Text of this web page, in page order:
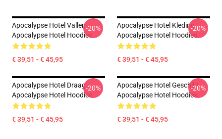
Apocalypse Hotel Vallen
Apocalypse Hotel Hoodies
€ 39,51 - € 45,95
-20%
Apocalypse Hotel Kleding
Apocalypse Hotel Hoodies
€ 39,51 - € 45,95
-20%
Apocalypse Hotel Draag
Apocalypse Hotel Hoodies
€ 39,51 - € 45,95
-20%
Apocalypse Hotel Geschikt
Apocalypse Hotel Hoodies
€ 39,51 - € 45,95
-20%